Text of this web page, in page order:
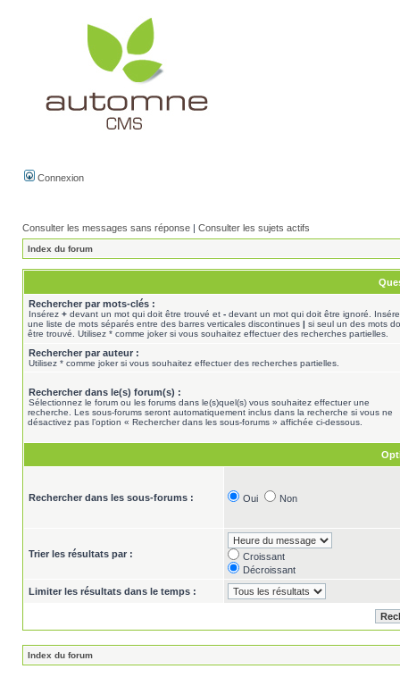
Connexion
Consulter les messages sans réponse | Consulter les sujets actifs
Index du forum
Rechercher par mots-clés :
Insérez + devant un mot qui doit être trouvé et - devant un mot qui doit être ignoré.
une liste de mots séparés entre des barres verticales discontinues | si seul un des mots
être trouvé. Utilisez * comme joker si vous souhaitez effectuer des recherches partielles.
Rechercher par auteur :
Utilisez * comme joker si vous souhaitez effectuer des recherches partielles.
Rechercher dans le(s) forum(s) :
Sélectionnez le forum ou les forums dans le(s)quel(s) vous souhaitez effectuer une
recherche. Les sous-forums seront automatiquement inclus dans la recherche si vous ne
désactivez pas l’option « Rechercher dans les sous-forums » affichée ci-dessous.
Rechercher dans les sous-forums : Oui Non
Trier les résultats par :
Croissant
Décroissant
Limiter les résultats dans le temps :
Index du forum